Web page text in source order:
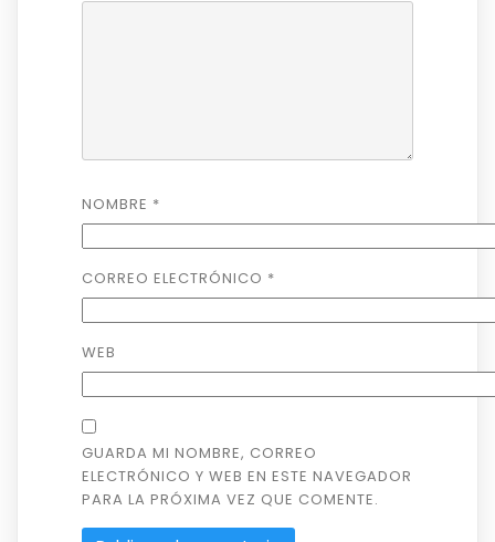
NOMBRE *
CORREO ELECTRÓNICO *
WEB
GUARDA MI NOMBRE, CORREO
ELECTRÓNICO Y WEB EN ESTE NAVEGADOR
PARA LA PRÓXIMA VEZ QUE COMENTE.